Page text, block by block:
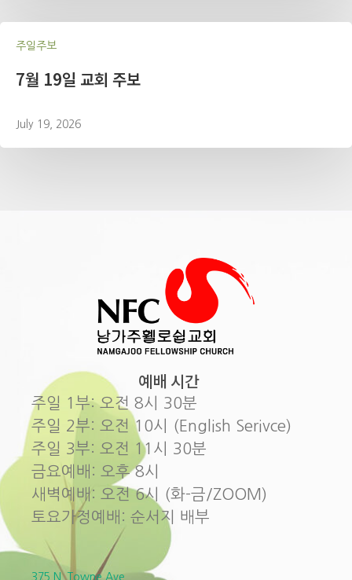
주일주보
7월 19일 교회 주보
July 19, 2026
예배 시간
주일 1부: 오전 8시 30분
주일 2부: 오전 10시 (English Serivce)
주일 3부: 오전 11시 30분
금요예배: 오후 8시
새벽예배: 오전 6시 (화-금/ZOOM)
토요가정예배: 순서지 배부
375 N. Towne Ave.